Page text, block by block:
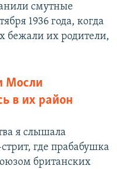
смутные
1936 года, когда
бежали их родители,
Мосли
в их район
я слышала
где прабабушка
британских